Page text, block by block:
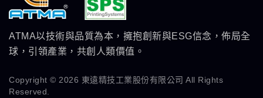
ATMA以技術與品質為本，擁抱創新與ESG信念，佈局全
球，引領產業，共創人類價值。
Copyright © 2026 東遠精技工業股份有限公司 All Rights
Reserved.